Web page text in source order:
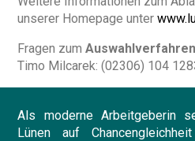
unserer Homepage unter
Fragen zumAuswahlverfahren
Timo Milcarek: (02306) 104
Als moderne Arbeitgeberin
Lünen auf